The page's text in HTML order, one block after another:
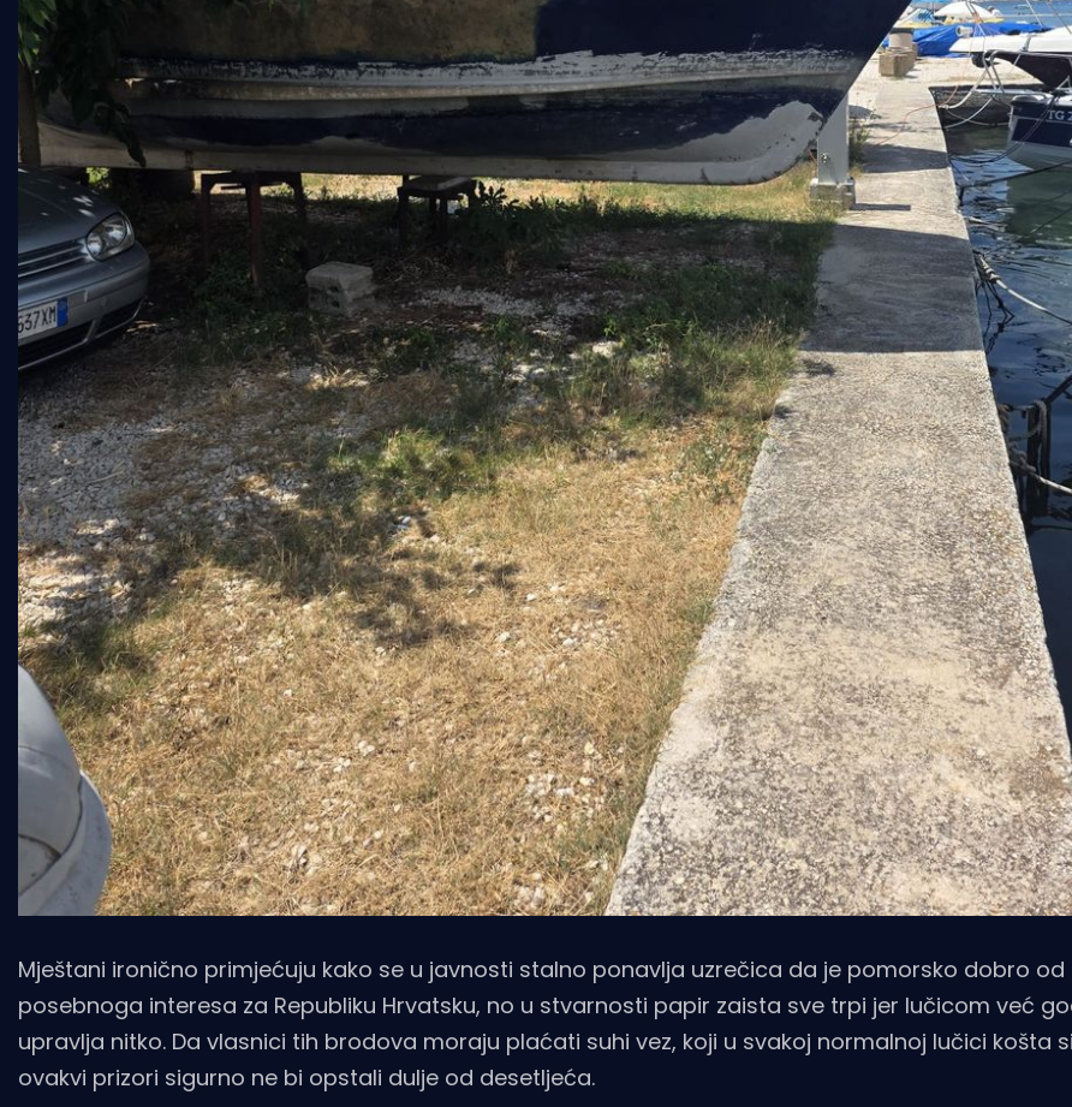
Mještani ironično primjećuju kako se u javnosti stalno ponavlja uzrečica da je pomorsko dobro od
posebnoga interesa za Republiku Hrvatsku, no u stvarnosti papir zaista sve trpi jer lučicom već
upravlja nitko. Da vlasnici tih brodova moraju plaćati suhi vez, koji u svakoj normalnoj lučici košta
ovakvi prizori sigurno ne bi opstali dulje od desetljeća.